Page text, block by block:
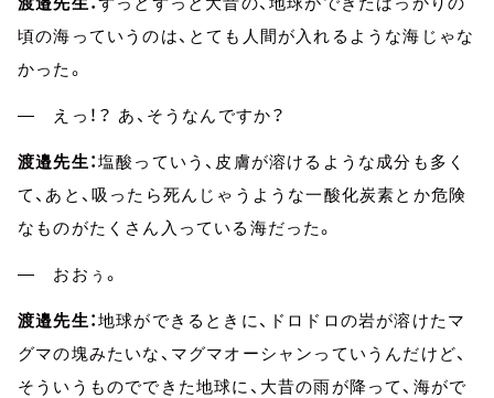
頃の海っていうのは、とても人間が入れるような海じゃな
かった。
― えっ！？ あ、そうなんですか？
渡邉先生：塩酸っていう、皮膚が溶けるような成分も多く
て、あと、吸ったら死んじゃうような一酸化炭素とか危険
なものがたくさん入っている海だった。
― おおぅ。
渡邉先生：地球ができるときに、ドロドロの岩が溶けたマ
グマの塊みたいな、マグマオーシャンっていうんだけど、
そういうものでできた地球に、大昔の雨が降って、海がで